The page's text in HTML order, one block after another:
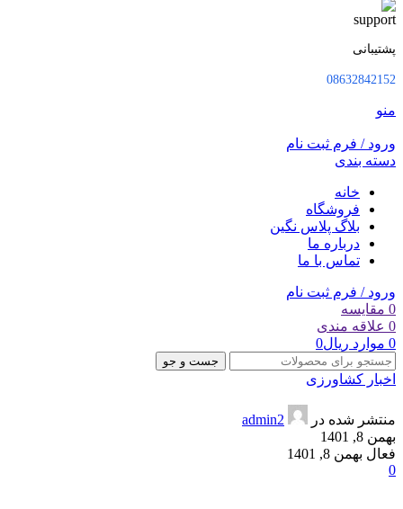
پشتیبانی
08632842152
منو
ورود / فرم ثبت نام
دسته بندی
خانه
فروشگاه
بلاگ پلاس نگین
درباره ما
تماس با ما
ورود / فرم ثبت نام
0 مقایسه
0 علاقه مندی
0 موارد ریال0
جست و جو
اخبار کشاورزی
منتشر شده در
admin2
بهمن 8, 1401
فعال بهمن 8, 1401
0